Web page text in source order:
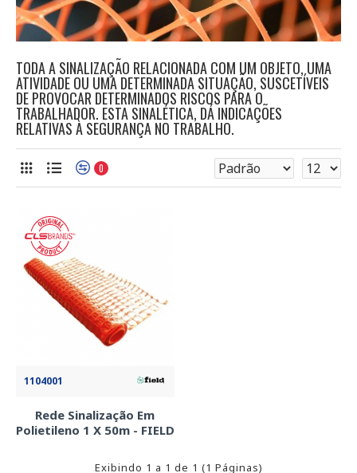
TODA A SINALIZAÇÃO RELACIONADA COM UM OBJETO, UMA
ATIVIDADE OU UMA DETERMINADA SITUAÇÃO, SUSCETÍVEIS
DE PROVOCAR DETERMINADOS RISCOS PARA O
TRABALHADOR. ESTA SINALÉTICA, DÁ INDICAÇÕES
RELATIVAS À SEGURANÇA NO TRABALHO.
0
1104001
Rede Sinalização Em
Polietileno 1 X 50m - FIELD
Exibindo 1 a 1 de 1 (1 Páginas)